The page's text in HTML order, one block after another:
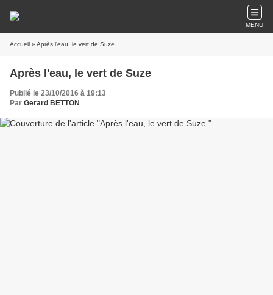
MENU
Accueil » Après l'eau, le vert de Suze
Après l'eau, le vert de Suze
Publié le 23/10/2016 à 19:13
Par Gerard BETTON